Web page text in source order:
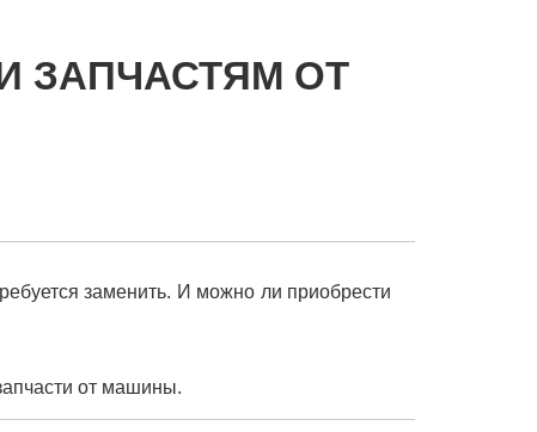
ЗАПЧАСТЯМ ОТ
заменить. И можно ли приобрести
от машины.